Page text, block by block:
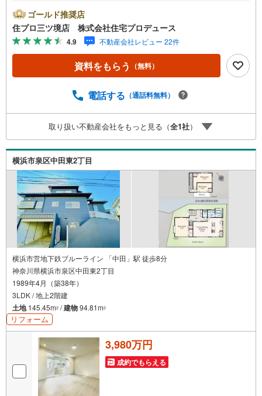
泉区・戸塚区・保土ケ谷区・大和市の不動産売買専門会社
です！ 最新物件情報や当社限定の物件情報も多数ご用意！
お気軽にお問合せ下さい!! -------------- 弊社独自の住宅ローン
提案システム 弊社ではファイナンシャル専門スタッフによ
る【丁寧な資金アドバイス】【ファイナンシャルプラン提
案書の作成】を随時行っております。意外に知らないお客
加入できる無料の生命保険】【13年間もらえる、国からの
【老後の費用負担】住宅探しの【このタイミング】で不安
な部分を明確にしていきませんか？？ --------------
ゴールド推奨店
住プロ三ツ境店 株式会社住宅プロデュース
4.9 不動産会社レビュー 22件
資料をもらう （無料）
電話する （通話料無料）
取り扱い不動産会社をもっと見る（全1社）
横浜市泉区中田東2丁目
横浜市営地下鉄ブルーライン 「中田」駅 徒歩8分
神奈川県横浜市泉区中田東2丁目
1989年4月（築38年）
3LDK / 地上2階建
土地145.45m2 /建物94.81m2
リフォーム
3,980万円
成約でもらえる